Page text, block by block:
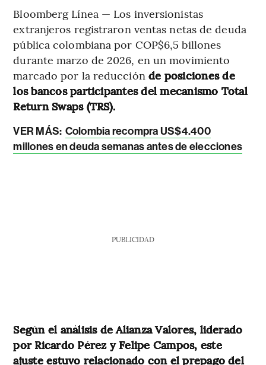
Bloomberg Línea — Los inversionistas
extranjeros registraron ventas netas de deuda
pública colombiana por COP$6,5 billones
durante marzo de 2026, en un movimiento
marcado por la reducción de posiciones de
los bancos participantes del mecanismo Total
Return Swaps (TRS).
VER MÁS: Colombia recompra US$4.400
millones en deuda semanas antes de elecciones
PUBLICIDAD
Según el análisis de Alianza Valores, liderado
por Ricardo Pérez y Felipe Campos, este
ajuste estuvo relacionado con el prepago del